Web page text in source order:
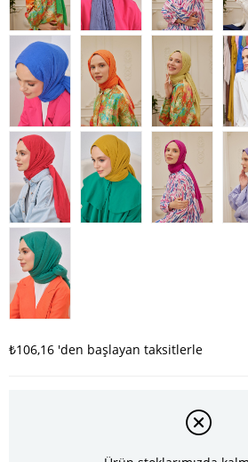
₺106,16 'den başlayan taksitlerle